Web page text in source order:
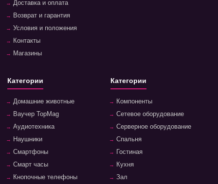
Доставка и оплата
Возврат и гарантия
Условия и положения
Контакты
Магазины
Категории
Домашние животные
Ваучер TopMag
Аудиотехника
Наушники
Смартфоны
Смарт часы
Кнопочные телефоны
Категории
Компоненты
Сетевое оборудование
Серверное оборудование
Спальня
Гостиная
Кухня
Зал